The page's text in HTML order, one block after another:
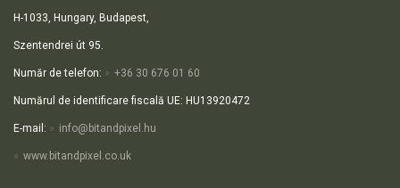
H-1033, Hungary, Budapest,
Szentendrei út 95.
Număr de telefon: +36 30 676 01 60
Numărul de identificare fiscală UE: HU13920472
E-mail: info@bitandpixel.hu
www.bitandpixel.co.uk